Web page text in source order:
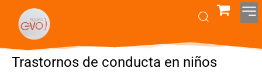
Trastornos de conducta en niños